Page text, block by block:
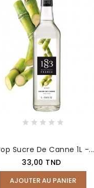
Sucre De Canne 1L -...
Prix
33,00 TND
AJOUTER AU PANIER